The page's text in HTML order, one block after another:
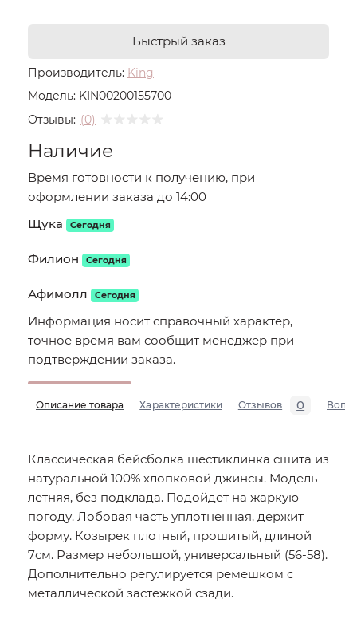
Производитель: King
Модель: KIN00200155700
Отзывы: (0)
Быстрый заказ
Наличие
Время готовности к получению, при
оформлении заказа до 14:00
Щука
Сегодня
Филион Сегодня
Афимолл Сегодня
Информация носит справочный характер,
точное время вам сообщит менеджер при
подтверждении заказа.
Описание товара Характеристики Отзывов 0
Классическая бейсболка шестиклинка сшита из
натуральной 100% хлопковой джинсы. Модель
летняя, без подклада. Подойдет на жаркую
погоду. Лобовая часть уплотненная, держит
форму. Козырек плотный, прошитый, длиной
7см. Размер небольшой, универсальный (56-58).
Дополнительно регулируется ремешком с
металлической застежкой сзади.